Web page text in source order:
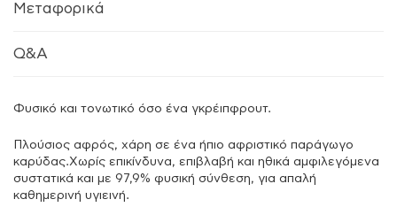
Μεταφορικά
Q&A
Φυσικό και τονωτικό όσο ένα γκρέιπφρουτ.
Πλούσιος αφρός, χάρη σε ένα ήπιο αφριστικό παράγωγο
καρύδας.Χωρίς επικίνδυνα, επιβλαβή και ηθικά αμφιλεγόμενα
συστατικά και με 97,9% φυσική σύνθεση, για απαλή
καθημερινή υγιεινή.